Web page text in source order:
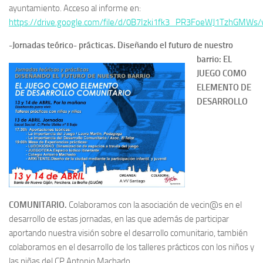
ayuntamiento. Acceso al informe en:
https://drive.google.com/file/d/
-Jornadas teórico- prácticas. Diseñando el futuro de nuestro
barrio: EL
JUEGO COMO
ELEMENTO DE
DESARROLLO
COMUNITARIO. Colaboramos con la asociación de vecin@s en el
desarrollo de estas jornadas, en las que además de participar
aportando nuestra visión sobre el desarrollo comunitario, también
colaboramos en el desarrollo de los talleres prácticos con los niños y